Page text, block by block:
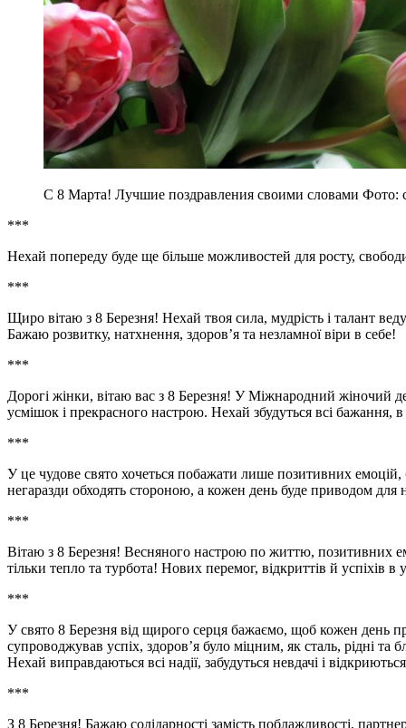
С 8 Марта! Лучшие поздравления своими словами Фото:
***
Нехай попереду буде ще більше можливостей для росту, свободи
***
Щиро вітаю з 8 Березня! Нехай твоя сила, мудрість і талант
Бажаю розвитку, натхнення, здоров’я та незламної віри в себе!
***
Дорогі жінки, вітаю вас з 8 Березня! У Міжнародний жіночий
усмішок і прекрасного настрою. Нехай збудуться всі бажання,
***
У це чудове свято хочеться побажати лише позитивних
негаразди обходять стороною, а кожен день буде приводом для
***
Вітаю з 8 Березня! Весняного настрою по життю, позитивних
тільки тепло та турбота! Нових перемог, відкриттів й успіхів в
***
У свято 8 Березня від щирого серця бажаємо, щоб кожен день
супроводжував успіх, здоров’я було міцним, як сталь, рідні та
Нехай виправдаються всі надії, забудуться невдачі і
***
З 8 Березня! Бажаю солідарності замість поблажливості,